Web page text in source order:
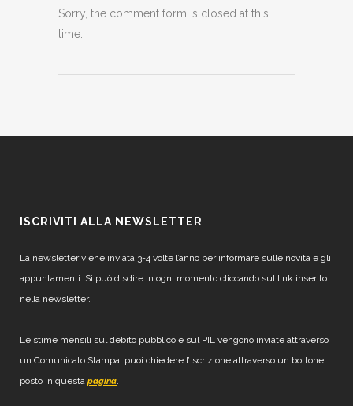
Sorry, the comment form is closed at this
time.
ISCRIVITI ALLA NEWSLETTER
La newsletter viene inviata 3-4 volte l’anno per informare sulle novità e gli
appuntamenti. Si può disdire in ogni momento cliccando sul link inserito
nella newsletter.
Le stime mensili sul debito pubblico e sul PIL vengono inviate attraverso
un Comunicato Stampa, puoi chiedere l’iscrizione attraverso un bottone
posto in questa pagina.